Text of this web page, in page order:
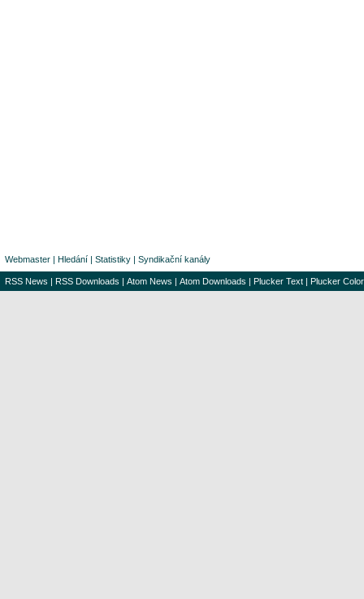
Webmaster | Hledání | Statistiky | Syndikační kanály
RSS News | RSS Downloads | Atom News | Atom Downloads | Plucker Text | Plucker Color